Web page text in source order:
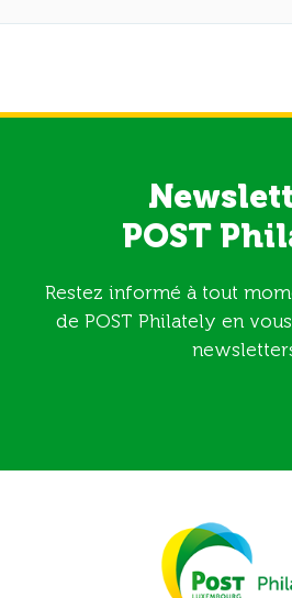
POST
Restez informé à tout
de POST Philately en